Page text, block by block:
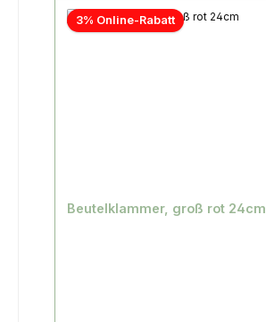
3% Online-Rabatt
Beutelklammer, groß rot 24cm